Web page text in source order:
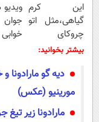
این کرم
گیاهی،مثل اتو
چروکای
پوستتوصاف
بیشتر بخوانید:
دیه گو مارادونا
مورینیو (عکس)
مارادونا زیر تیغ